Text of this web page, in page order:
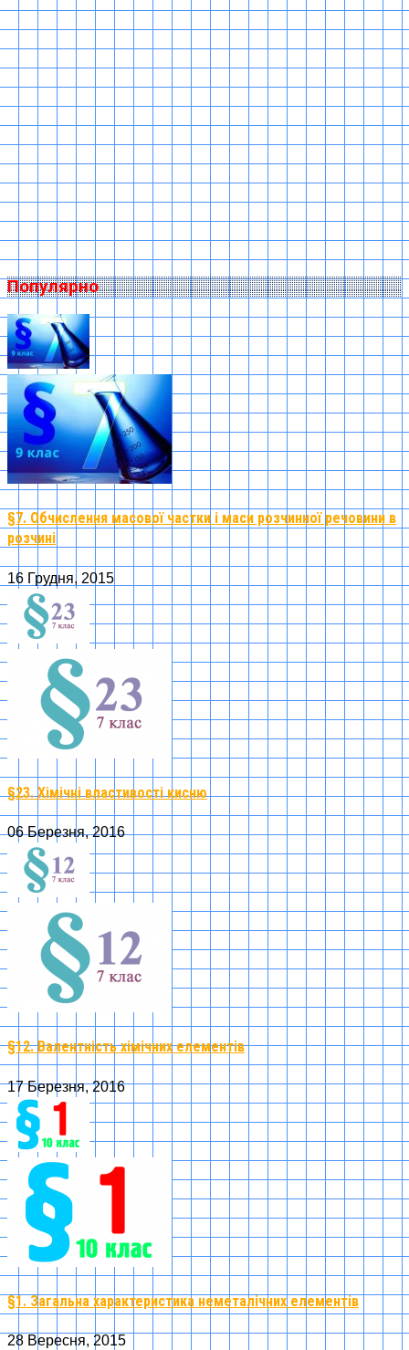
Популярно
§7. Обчислення масової частки і маси розчинної речовини в
розчині
16 Грудня, 2015
§23. Хімічні властивості кисню
06 Березня, 2016
§12. Валентність хімічних елементів
17 Березня, 2016
§1. Загальна характеристика неметалічних елементів
28 Вересня, 2015